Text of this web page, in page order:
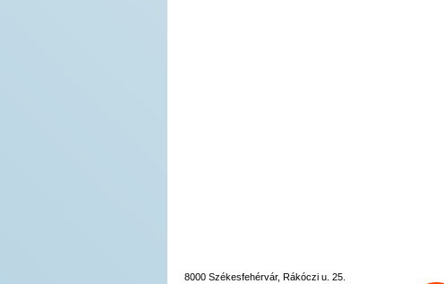
8000 Székesfehérvár, Rákóczi u. 25.